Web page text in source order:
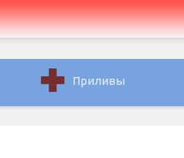
Приливы